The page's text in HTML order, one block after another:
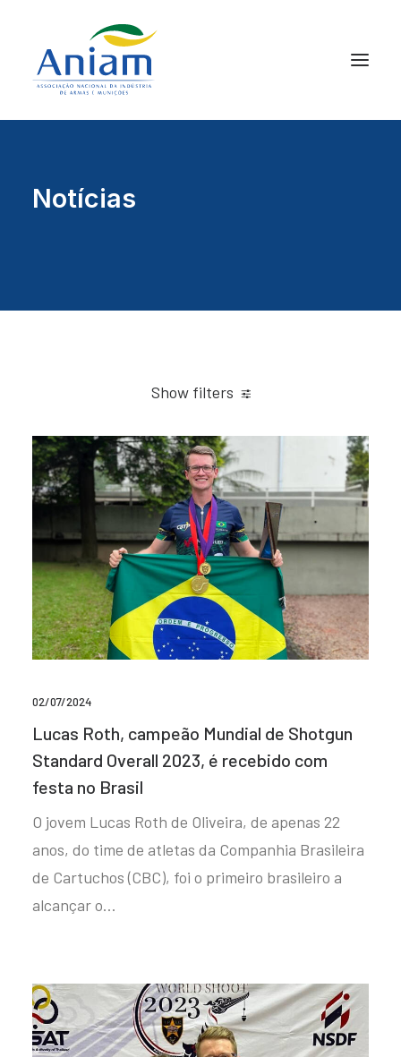
Notícias
Show filters
02/07/2024
Lucas Roth, campeão Mundial de Shotgun
Standard Overall 2023, é recebido com
festa no Brasil
O jovem Lucas Roth de Oliveira, de apenas 22
anos, do time de atletas da Companhia Brasileira
de Cartuchos (CBC), foi o primeiro brasileiro a
alcançar o…